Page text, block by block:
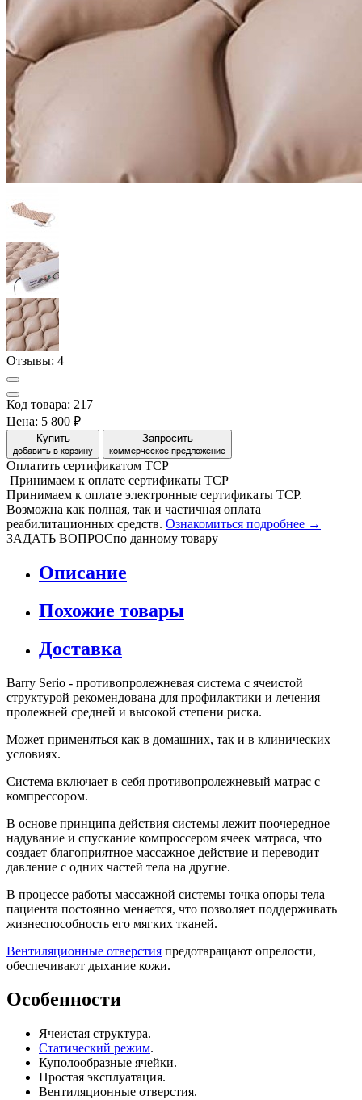
Отзывы: 4
Код товара: 217
Цена: 5 800 ₽
Купить
добавить в корзину
Запросить
коммерческое предложение
Оплатить сертификатом ТСР
Принимаем к оплате сертификаты ТСР
Принимаем к оплате электронные сертификаты ТСР.
Возможна как полная, так и частичная оплата
реабилитационных средств. Ознакомиться подробнее →
ЗАДАТЬ ВОПРОСпо данному товару
Описание
Похожие товары
Доставка
Barry Serio - противопролежневая система с ячеистой
структурой рекомендована для профилактики и лечения
пролежней средней и высокой степени риска.
Может применяться как в домашних, так и в клинических
условиях.
Система включает в себя противопролежневый матрас с
компрессором.
В основе принципа действия системы лежит поочередное
надувание и спускание компроссером ячеек матраса, что
создает благоприятное массажное действие и переводит
давление с одних частей тела на другие.
В процессе работы массажной системы точка опоры тела
пациента постоянно меняется, что позволяет поддерживать
жизнеспособность его мягких тканей.
Вентиляционные отверстия предотвращают опрелости,
обеспечивают дыхание кожи.
Особенности
Ячеистая структура.
Статический режим.
Куполообразные ячейки.
Простая эксплуатация.
Вентиляционные отверстия.